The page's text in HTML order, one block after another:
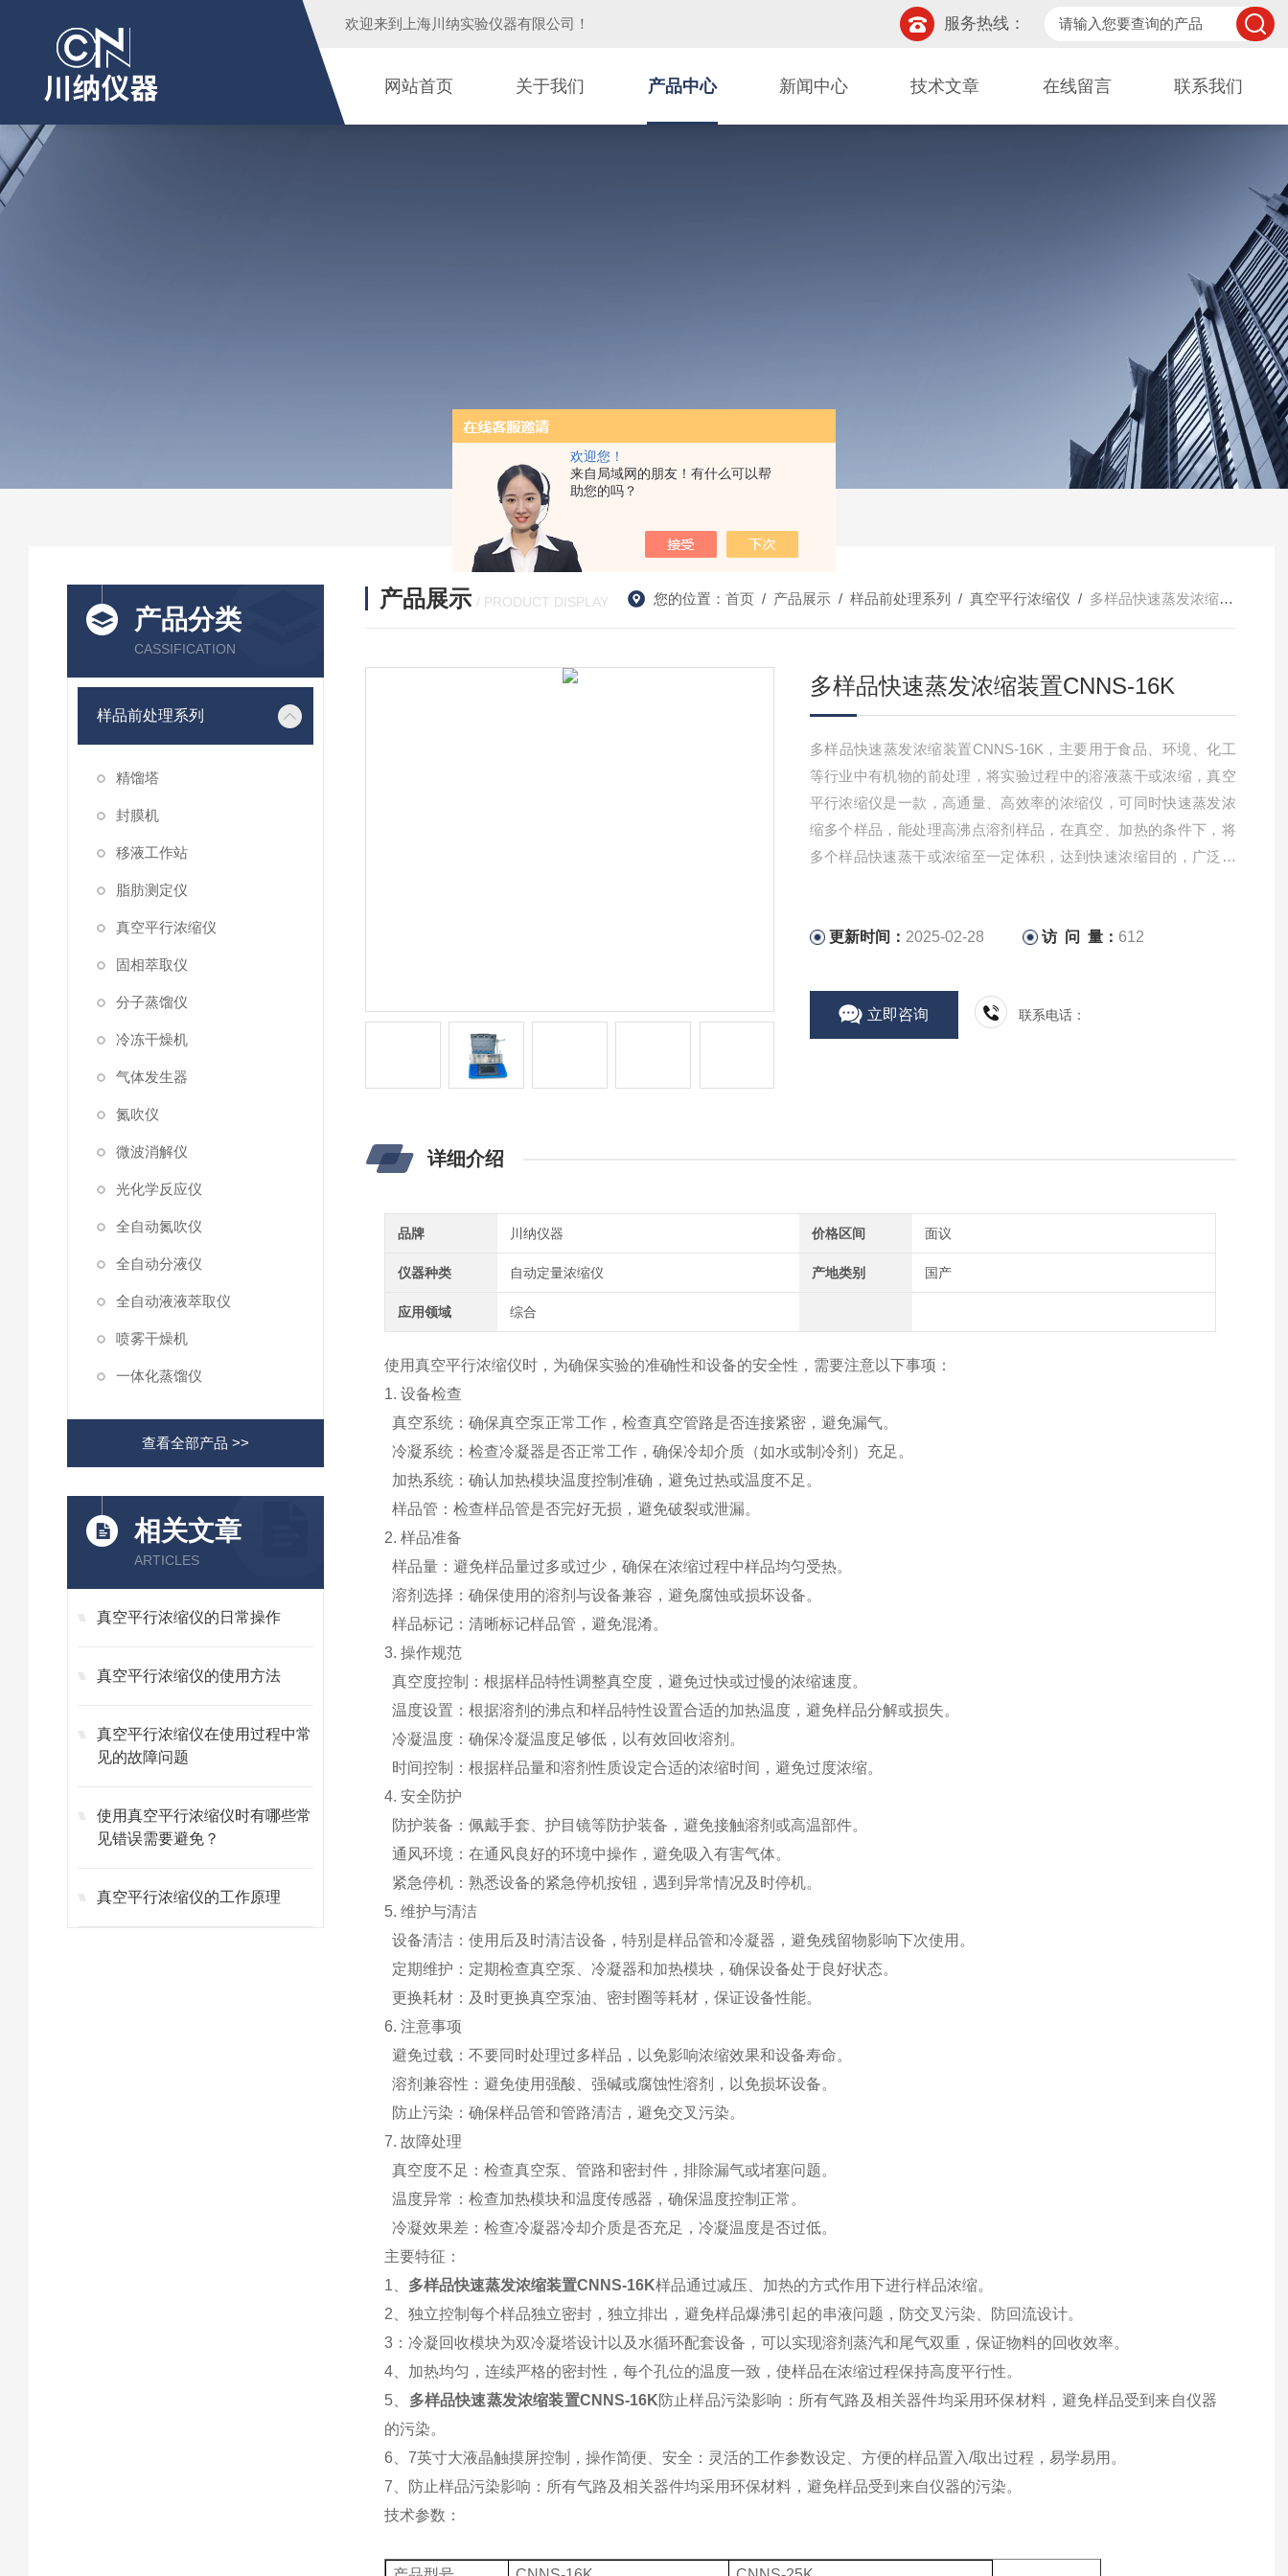
欢迎您！
来自局域网的朋友！有什么可以帮
助您的吗？
欢迎来到 上海川纳实验仪器有限公司 ！ 服务热线：
网站首页 关于我们 产品中心 新闻中心 技术文章 在线留言 联系我们
产品分类
CASSIFICATION
样品前处理系列
精馏塔
封膜机
移液工作站
脂肪测定仪
真空平行浓缩仪
固相萃取仪
分子蒸馏仪
冷冻干燥机
气体发生器
氮吹仪
微波消解仪
光化学反应仪
全自动氮吹仪
全自动分液仪
全自动液液萃取仪
喷雾干燥机
一体化蒸馏仪
查看全部产品 >>
相关文章
ARTICLES
真空平行浓缩仪的日常操作
真空平行浓缩仪的使用方法
真空平行浓缩仪在使用过程中常
见的故障问题
使用真空平行浓缩仪时有哪些常
见错误需要避免？
真空平行浓缩仪的工作原理
产品展示 / PRODUCT DISPLAY 您的位置： 首页/ 产品展示/ 样品前处理系列 / 真空平行浓缩仪 / 多样品快速蒸发浓缩装置CNNS-16K
多样品快速蒸发浓缩装置CNNS-16K
多样品快速蒸发浓缩装置CNNS-16K，主要用于食品、环境、化工
等行业中有机物的前处理，将实验过程中的溶液蒸干或浓缩，真空
平行浓缩仪是一款，高通量、高效率的浓缩仪，可同时快速蒸发浓
缩多个样品，能处理高沸点溶剂样品，在真空、加热的条件下，将
多个样品快速蒸干或浓缩至一定体积，达到快速浓缩目的，广泛应
更新时间： 2025-02-28 访 问 量： 612
立即咨询 联系电话：
详细介绍
品牌 川纳仪器 价格区间 面议
仪器种类 自动定量浓缩仪 产地类别 国产
应用领域 综合
使用真空平行浓缩仪时，为确保实验的准确性和设备的安全性，需要注意以下事项：
1. 设备检查
真空系统：确保真空泵正常工作，检查真空管路是否连接紧密，避免漏气。
冷凝系统：检查冷凝器是否正常工作，确保冷却介质（如水或制冷剂）充足。
加热系统：确认加热模块温度控制准确，避免过热或温度不足。
样品管：检查样品管是否完好无损，避免破裂或泄漏。
2. 样品准备
样品量：避免样品量过多或过少，确保在浓缩过程中样品均匀受热。
溶剂选择：确保使用的溶剂与设备兼容，避免腐蚀或损坏设备。
样品标记：清晰标记样品管，避免混淆。
3. 操作规范
真空度控制：根据样品特性调整真空度，避免过快或过慢的浓缩速度。
温度设置：根据溶剂的沸点和样品特性设置合适的加热温度，避免样品分解或损失。
冷凝温度：确保冷凝温度足够低，以有效回收溶剂。
时间控制：根据样品量和溶剂性质设定合适的浓缩时间，避免过度浓缩。
4. 安全防护
防护装备：佩戴手套、护目镜等防护装备，避免接触溶剂或高温部件。
通风环境：在通风良好的环境中操作，避免吸入有害气体。
紧急停机：熟悉设备的紧急停机按钮，遇到异常情况及时停机。
5. 维护与清洁
设备清洁：使用后及时清洁设备，特别是样品管和冷凝器，避免残留物影响下次使用。
定期维护：定期检查真空泵、冷凝器和加热模块，确保设备处于良好状态。
更换耗材：及时更换真空泵油、密封圈等耗材，保证设备性能。
6. 注意事项
避免过载：不要同时处理过多样品，以免影响浓缩效果和设备寿命。
溶剂兼容性：避免使用强酸、强碱或腐蚀性溶剂，以免损坏设备。
防止污染：确保样品管和管路清洁，避免交叉污染。
7. 故障处理
真空度不足：检查真空泵、管路和密封件，排除漏气或堵塞问题。
温度异常：检查加热模块和温度传感器，确保温度控制正常。
冷凝效果差：检查冷凝器冷却介质是否充足，冷凝温度是否过低。
主要特征：
1、 多样品快速蒸发浓缩装置CNNS-16K样品通过减压、加热的方式作用下进行样品浓缩。
2、独立控制每个样品独立密封，独立排出，避免样品爆沸引起的串液问题，防交叉污染、防回流设计。
3：冷凝回收模块为双冷凝塔设计以及水循环配套设备，可以实现溶剂蒸汽和尾气双重，保证物料的回收效率。
4、加热均匀，连续严格的密封性，每个孔位的温度一致，使样品在浓缩过程保持高度平行性。
5、 多样品快速蒸发浓缩装置CNNS-16K防止样品污染影响：所有气路及相关器件均采用环保材料，避免样品受到来自仪器
的污染。
6、7英寸大液晶触摸屏控制，操作简便、安全：灵活的工作参数设定、方便的样品置入/取出过程，易学易用。
7、防止样品污染影响：所有气路及相关器件均采用环保材料，避免样品受到来自仪器的污染。
技术参数：